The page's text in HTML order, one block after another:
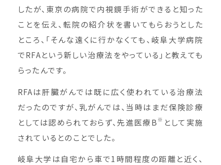
したが、東京の病院で内視鏡手術ができると知った
ことを伝え、転院の紹介状を書いてもらおうとした
ところ、「そんな遠くに行かなくても、岐阜大学病院
でRFAという新しい治療法をやっている」と教えても
らったんです。
RFAは肝臓がんでは既に広く使われている治療法
だったのですが、乳がんでは、当時はまだ保険診療
としては認められておらず、先進医療B※ として実施
されているとのことでした。
岐阜大学は自宅から車で1時間程度の距離と近く、